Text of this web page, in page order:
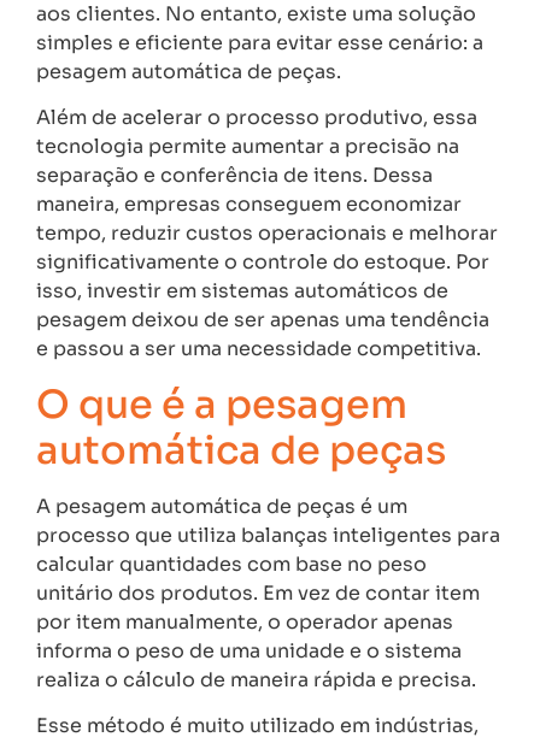
aos clientes. No entanto, existe uma solução
simples e eficiente para evitar esse cenário: a
pesagem automática de peças.
Além de acelerar o processo produtivo, essa
tecnologia permite aumentar a precisão na
separação e conferência de itens. Dessa
maneira, empresas conseguem economizar
tempo, reduzir custos operacionais e melhorar
significativamente o controle do estoque. Por
isso, investir em sistemas automáticos de
pesagem deixou de ser apenas uma tendência
e passou a ser uma necessidade competitiva.
O que é a pesagem
automática de peças
A pesagem automática de peças é um
processo que utiliza balanças inteligentes para
calcular quantidades com base no peso
unitário dos produtos. Em vez de contar item
por item manualmente, o operador apenas
informa o peso de uma unidade e o sistema
realiza o cálculo de maneira rápida e precisa.
Esse método é muito utilizado em indústrias,